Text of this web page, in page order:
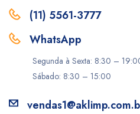
(11) 5561-3777
WhatsApp
Segunda à Sexta: 8:30 –
Sábado: 8:30 – 15:00